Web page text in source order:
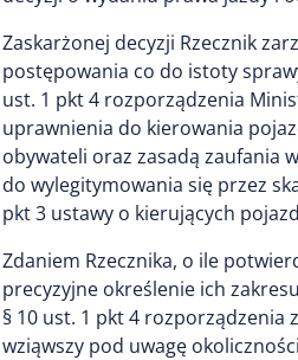
Zaskarżonej decyzji Rzecznik
postępowania co do istoty
ust. 1 pkt 4 rozporządzenia
uprawnienia do kierowania
obywateli oraz zasadą zaufania
do wylegitymowania się przez
pkt 3 ustawy o kierujących
Zdaniem Rzecznika, o ile
precyzyjne określenie ich
§ 10 ust. 1 pkt 4 rozporządzenia
wziąwszy pod uwagę